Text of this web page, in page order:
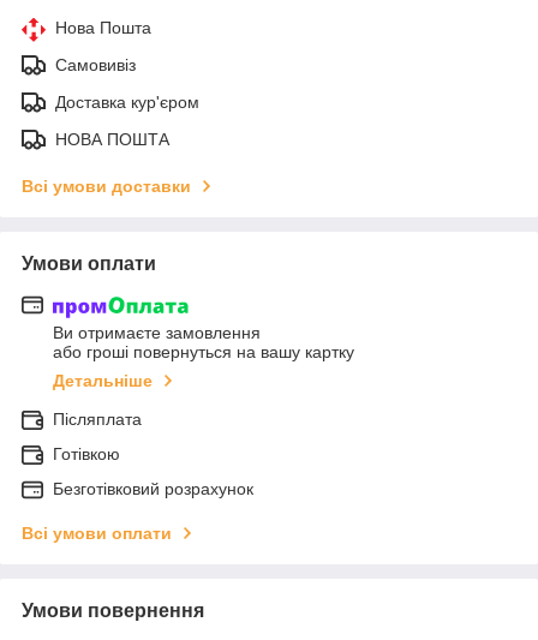
Нова Пошта
Самовивіз
Доставка кур'єром
НОВА ПОШТА
Всі умови доставки
Умови оплати
Ви отримаєте замовлення
або гроші повернуться на вашу картку
Детальніше
Післяплата
Готівкою
Безготівковий розрахунок
Всі умови оплати
Умови повернення